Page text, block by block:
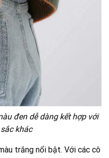
đen dễ dàng kết hợp với
khác
trắng nổi bật. Với các cô